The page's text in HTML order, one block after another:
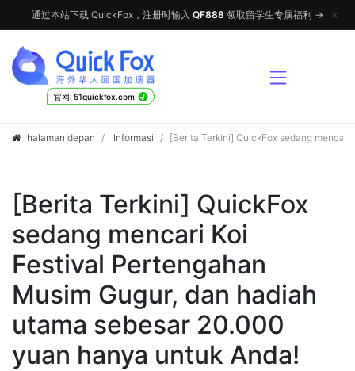
通过本站下载 QuickFox，注册时输入 QF888 领取留学生专属福利 → ✕
官网: 51quickfox.com √
halaman depan Informasi [Berita Terkini] QuickFox sedang
[Berita Terkini] QuickFox
sedang mencari Koi
Festival Pertengahan
Musim Gugur, dan hadiah
utama sebesar 20.000
yuan hanya untuk Anda!